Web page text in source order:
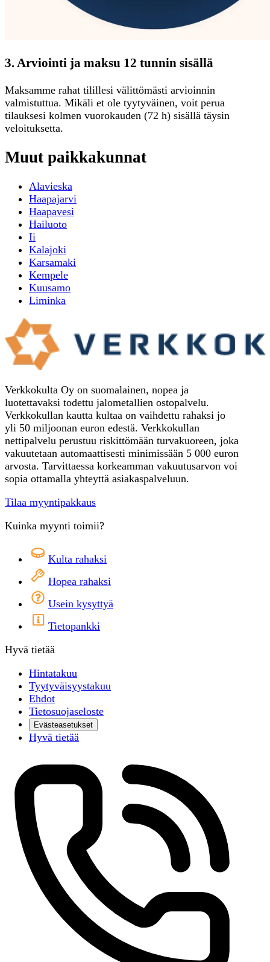
3. Arviointi ja maksu 12 tunnin sisällä
Maksamme rahat tilillesi välittömästi arvioinnin
valmistuttua. Mikäli et ole tyytyväinen, voit perua
tilauksesi kolmen vuorokauden (72 h) sisällä täysin
veloituksetta.
Muut paikkakunnat
Alavieska
Haapajarvi
Haapavesi
Hailuoto
Ii
Kalajoki
Karsamaki
Kempele
Kuusamo
Liminka
Verkkokulta Oy on suomalainen, nopea ja
luotettavaksi todettu jalometallien ostopalvelu.
Verkkokullan kautta kultaa on vaihdettu rahaksi jo
yli 50 miljoonan euron edestä. Verkkokullan
nettipalvelu perustuu riskittömään turvakuoreen, joka
vakuutetaan automaattisesti minimissään 5 000 euron
arvosta. Tarvittaessa korkeamman vakuutusarvon voi
sopia ottamalla yhteyttä asiakaspalveluun.
Tilaa myyntipakkaus
Kuinka myynti toimii?
Kulta rahaksi
Hopea rahaksi
Usein kysyttyä
Tietopankki
Hyvä tietää
Hintatakuu
Tyytyväisyystakuu
Ehdot
Tietosuojaseloste
Evästeasetukset
Hyvä tietää